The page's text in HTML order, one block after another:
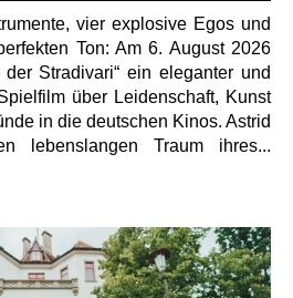
vier explosive Egos und
Ton: Am 6. August 2026
Stradivari“ ein eleganter und
über Leidenschaft, Kunst
in die deutschen Kinos. Astrid
lebenslangen Traum ihres...